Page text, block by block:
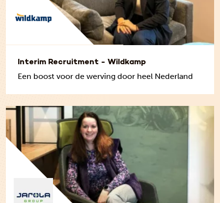
Interim Recruitment - Wildkamp
Een boost voor de werving door heel Nederland